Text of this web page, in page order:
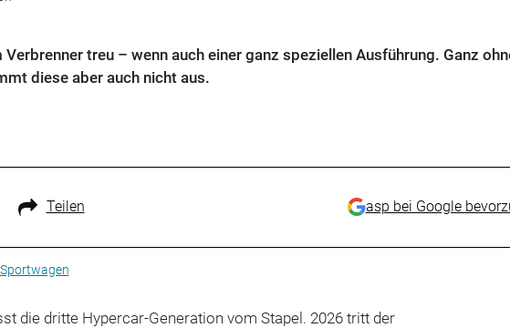
treu – wenn auch einer ganz speziellen Ausführung. Ganz
diese aber auch nicht aus.
Teilen asp bei Google
die dritte Hypercar-Generation vom Stapel. 2026 tritt der